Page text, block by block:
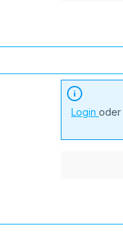
Login oder